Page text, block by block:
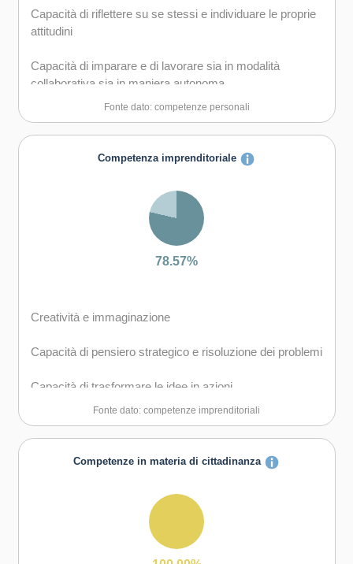
Capacità di riflettere su se stessi e individuare le proprie
attitudini
Capacità di imparare e di lavorare sia in modalità
collaborativa sia in maniera autonoma
Capacità di comunicare costruttivamente in ambienti
Capacità di creare fiducia e provare empatia
Capacità di esprimere e comprendere punti di vista
Capacità di gestire il proprio apprendimento e la propria
Fonte dato: competenze personali
Competenza imprenditoriale
78.57%
Creatività e immaginazione
Capacità di pensiero strategico e risoluzione dei problemi
Capacità di trasformare le idee in azioni
Capacità di assumere l'iniziativa
gruppo sia in maniera autonoma
Capacità di comunicare e negoziare efficacemente con
Fonte dato: competenze imprenditoriali
Competenze in materia di cittadinanza